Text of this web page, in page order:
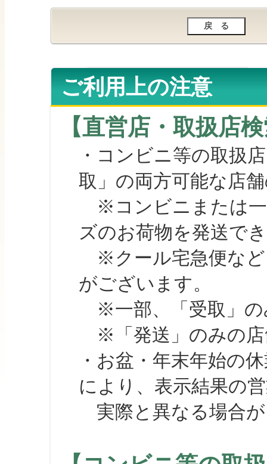
ご利用上の注意
【直営店・取扱店
・コンビニ等の取扱
取」の両方可能な店
※コンビニまたは一
ズのお荷物を発送で
※クール宅急便など
がございます。
※一部、「受取」の
※「発送」のみの店
・お盆・年末年始の
により、表示結果の
実際と異なる場合が